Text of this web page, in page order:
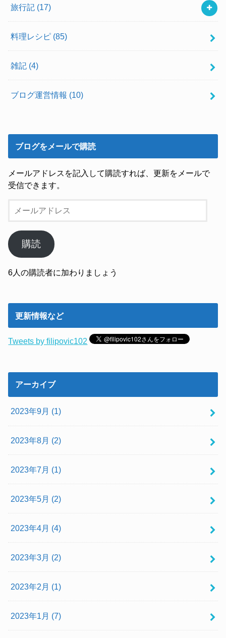
旅行記 (17)
料理レシピ (85)
雑記 (4)
ブログ運営情報 (10)
ブログをメールで購読
メールアドレスを記入して購読すれば、更新をメールで
受信できます。
ー
ア
ド
ス
購読
6人の購読者に加わりましょう
更新情報など
Tweets by filipovic102
アーカイブ
2023年9月 (1)
2023年8月 (2)
2023年7月 (1)
2023年5月 (2)
2023年4月 (4)
2023年3月 (2)
2023年2月 (1)
2023年1月 (7)